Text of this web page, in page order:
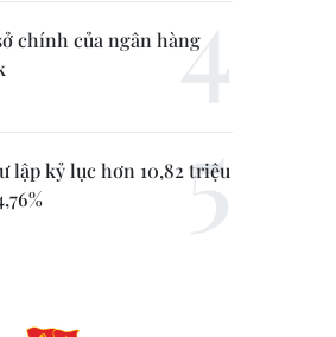
chính của ngân hàng
lập kỷ lục hơn 10,82 triệu